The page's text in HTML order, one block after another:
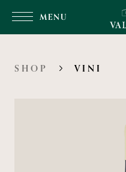
MENU
SHOP VINI